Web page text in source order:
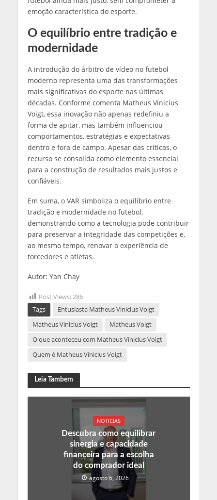
emoção característica do esporte.
O equilíbrio entre tradição e
modernidade
A introdução do árbitro de vídeo no futebol
moderno representa uma das transformações
mais significativas do esporte nas últimas
décadas. Conforme comenta Matheus Vinicius
Voigt, essa inovação não apenas redefiniu a
forma de apitar, mas também influenciou
comportamentos, estratégias e expectativas
dentro e fora de campo. Apesar das críticas, o
recurso se consolida como elemento essencial
para a construção de resultados mais justos e
confiáveis.
Em suma, o VAR simboliza o equilíbrio entre
tradição e modernidade no futebol,
demonstrando como a tecnologia pode contribuir
para preservar a integridade das competições e,
ao mesmo tempo, renovar a experiência de
torcedores e atletas.
Autor: Yan Chay
Post Views: 286
Tags
Entusiasta Matheus Vinicius Voigt
Matheus Vinicius Voigt
Matheus Voigt
O que aconteceu com Matheus Vinicius Voigt
Quem é Matheus Vinicius Voigt
Leia Tambem
NOTICIAS
Descubra como equilibrar
sinergia e capacidade
financeira para a escolha
do comprador ideal
agosto 6, 2026